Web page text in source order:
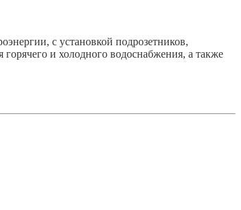
с установкой подрозетников,
и холодного водоснабжения, а также